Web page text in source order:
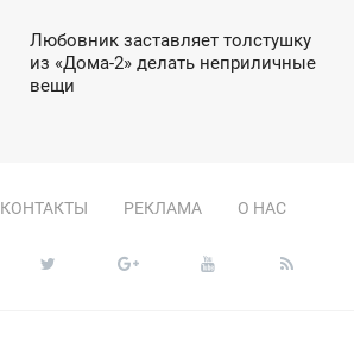
Любовник заставляет толстушку
из «Дома-2» делать неприличные
вещи
КОНТАКТЫ РЕКЛАМА О НАС